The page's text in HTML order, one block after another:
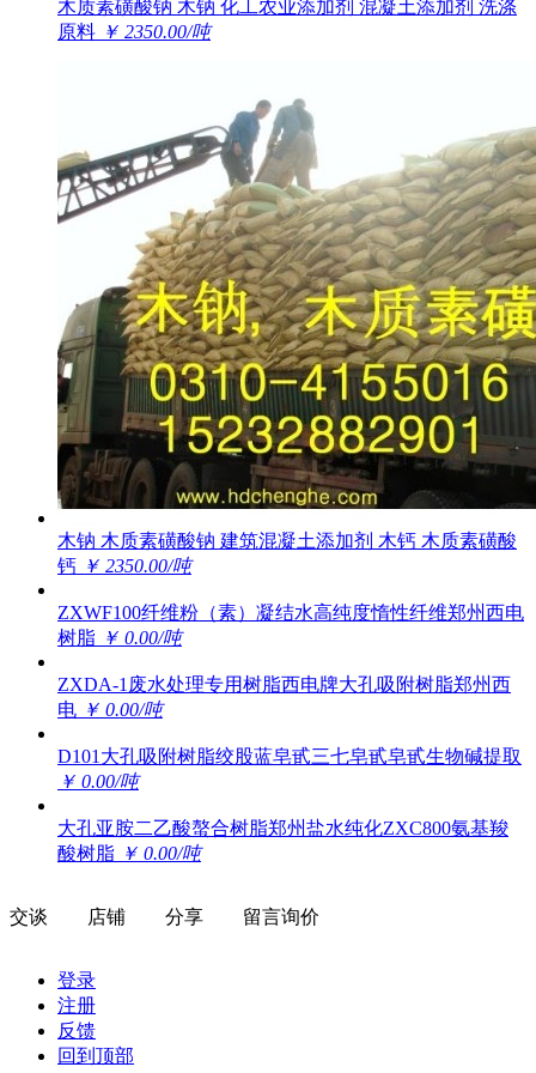
木质素磺酸钠 木钠 化工农业添加剂 混凝土添加剂 洗涤
原料 ￥ 2350.00/吨
木钠 木质素磺酸钠 建筑混凝土添加剂 木钙 木质素磺酸
钙 ￥ 2350.00/吨
ZXWF100纤维粉（素）凝结水高纯度惰性纤维郑州西电
树脂 ￥ 0.00/吨
ZXDA-1废水处理专用树脂西电牌大孔吸附树脂郑州西
电 ￥ 0.00/吨
D101大孔吸附树脂绞股蓝皂甙三七皂甙皂甙生物碱提取
￥ 0.00/吨
大孔亚胺二乙酸螯合树脂郑州盐水纯化ZXC800氨基羧
酸树脂 ￥ 0.00/吨
交谈 店铺 分享 留言询价
登录
注册
反馈
回到顶部